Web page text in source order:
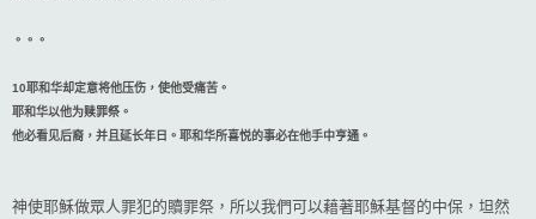
。。。
10耶和华却定意将他压伤，使他受痛苦。
耶和华以他为赎罪祭。
他必看见后裔，并且延长年日。 耶和华所喜悦的事必在他手中亨通。
神使耶穌做眾人罪犯的贖罪祭，所以我們可以藉著耶穌基督的中保，坦然